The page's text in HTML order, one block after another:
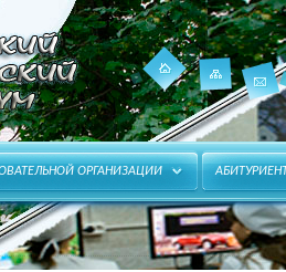
Главная Карта
сайта
ОРГАНИЗАЦИИ